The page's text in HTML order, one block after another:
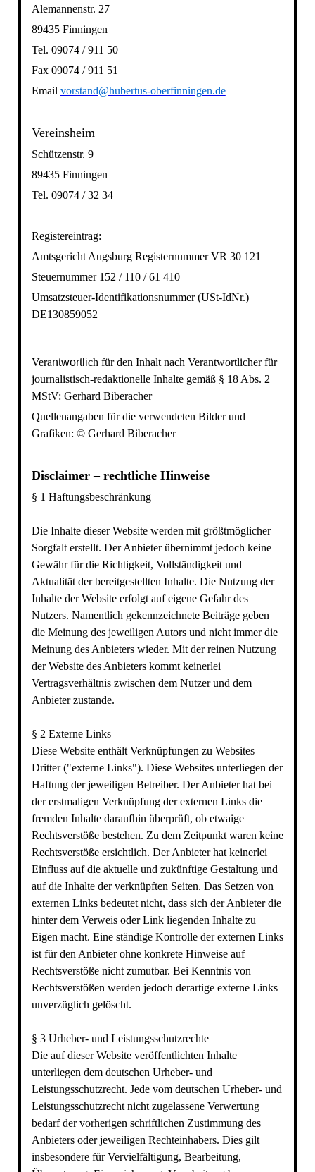
Alemannenstr. 27
89435 Finningen
Tel. 09074 / 911 50
Fax 09074 / 911 51
Email vorstand@hubertus-oberfinningen.de
Vereinsheim
Schützenstr. 9
89435 Finningen
Tel. 09074 / 32 34
Registereintrag:
Amtsgericht Augsburg Registernummer VR 30 121
Steuernummer 152 / 110 / 61 410
Umsatzsteuer-Identifikationsnummer (USt-IdNr.)
DE130859052
Verantwortlich für den Inhalt nach Verantwortlicher für
journalistisch-redaktionelle Inhalte gemäß § 18 Abs. 2
MStV: Gerhard Biberacher
Quellenangaben für die verwendeten Bilder und
Grafiken: © Gerhard Biberacher
Disclaimer – rechtliche Hinweise
§ 1 Haftungsbeschränkung
Die Inhalte dieser Website werden mit größtmöglicher
Sorgfalt erstellt. Der Anbieter übernimmt jedoch keine
Gewähr für die Richtigkeit, Vollständigkeit und
Aktualität der bereitgestellten Inhalte. Die Nutzung der
Inhalte der Website erfolgt auf eigene Gefahr des
Nutzers. Namentlich gekennzeichnete Beiträge geben
die Meinung des jeweiligen Autors und nicht immer die
Meinung des Anbieters wieder. Mit der reinen Nutzung
der Website des Anbieters kommt keinerlei
Vertragsverhältnis zwischen dem Nutzer und dem
Anbieter zustande.
§ 2 Externe Links
Diese Website enthält Verknüpfungen zu Websites
Dritter ("externe Links"). Diese Websites unterliegen der
Haftung der jeweiligen Betreiber. Der Anbieter hat bei
der erstmaligen Verknüpfung der externen Links die
fremden Inhalte daraufhin überprüft, ob etwaige
Rechtsverstöße bestehen. Zu dem Zeitpunkt waren keine
Rechtsverstöße ersichtlich. Der Anbieter hat keinerlei
Einfluss auf die aktuelle und zukünftige Gestaltung und
auf die Inhalte der verknüpften Seiten. Das Setzen von
externen Links bedeutet nicht, dass sich der Anbieter die
hinter dem Verweis oder Link liegenden Inhalte zu
Eigen macht. Eine ständige Kontrolle der externen Links
ist für den Anbieter ohne konkrete Hinweise auf
Rechtsverstöße nicht zumutbar. Bei Kenntnis von
Rechtsverstößen werden jedoch derartige externe Links
unverzüglich gelöscht.
§ 3 Urheber- und Leistungsschutzrechte
Die auf dieser Website veröffentlichten Inhalte
unterliegen dem deutschen Urheber- und
Leistungsschutzrecht. Jede vom deutschen Urheber- und
Leistungsschutzrecht nicht zugelassene Verwertung
bedarf der vorherigen schriftlichen Zustimmung des
Anbieters oder jeweiligen Rechteinhabers. Dies gilt
insbesondere für Vervielfältigung, Bearbeitung,